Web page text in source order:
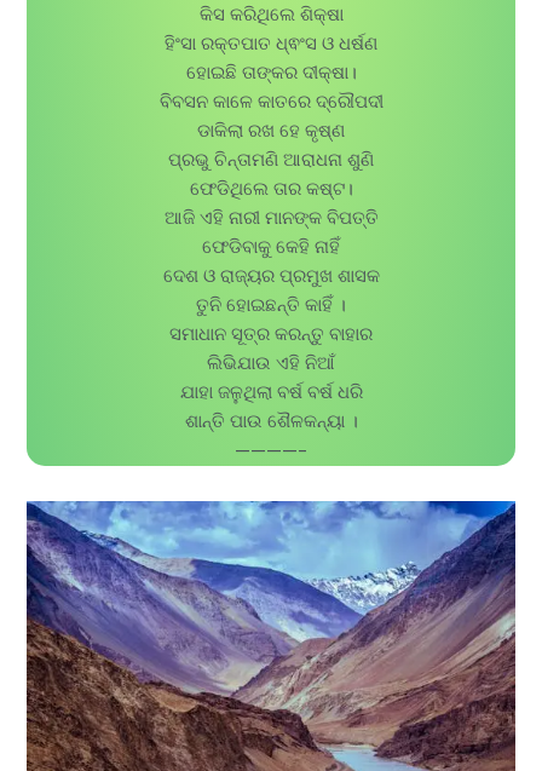
କିସ କରିଥିଲେ ଶିକ୍ଷା
ହିଂସା ରକ୍ତପାତ ଧ୍ଵଂସ ଓ ଧର୍ଷଣ
ହୋଇଛି ତାଙ୍କର ଦୀକ୍ଷା।
ବିବସନ କାଳେ କାତରେ ଦ୍ରୌପଦୀ
ଡାକିଲା ରଖ ହେ କୃଷ୍ଣ
ପ୍ରଭୁ ଚିନ୍ତାମଣି ଆରାଧନା ଶୁଣି
ଫେଡିଥିଲେ ତାର କଷ୍ଟ।
ଆଜି ଏହି ନାରୀ ମାନଙ୍କ ବିପତ୍ତି
ଫେଡିବାକୁ କେହି ନାହିଁ
ଦେଶ ଓ ରାଜ୍ୟର ପ୍ରମୁଖ ଶାସକ
ତୁନି ହୋଇଛନ୍ତି କାହିଁ ।
ସମାଧାନ ସୂତ୍ର କରନ୍ତୁ ବାହାର
ଲିଭିଯାଉ ଏହି ନିଆଁ
ଯାହା ଜଳୁଥିଲା ବର୍ଷ ବର୍ଷ ଧରି
ଶାନ୍ତି ପାଉ ଶୈଳକନ୍ୟା ।
————-